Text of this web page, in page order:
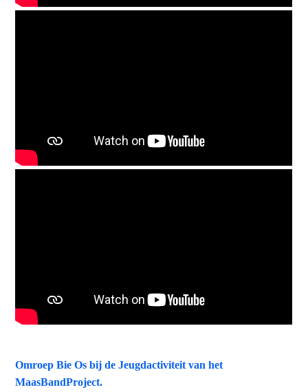
Omroep Bie Os bij de Jeugdactiviteit van het
MaasBandProject.